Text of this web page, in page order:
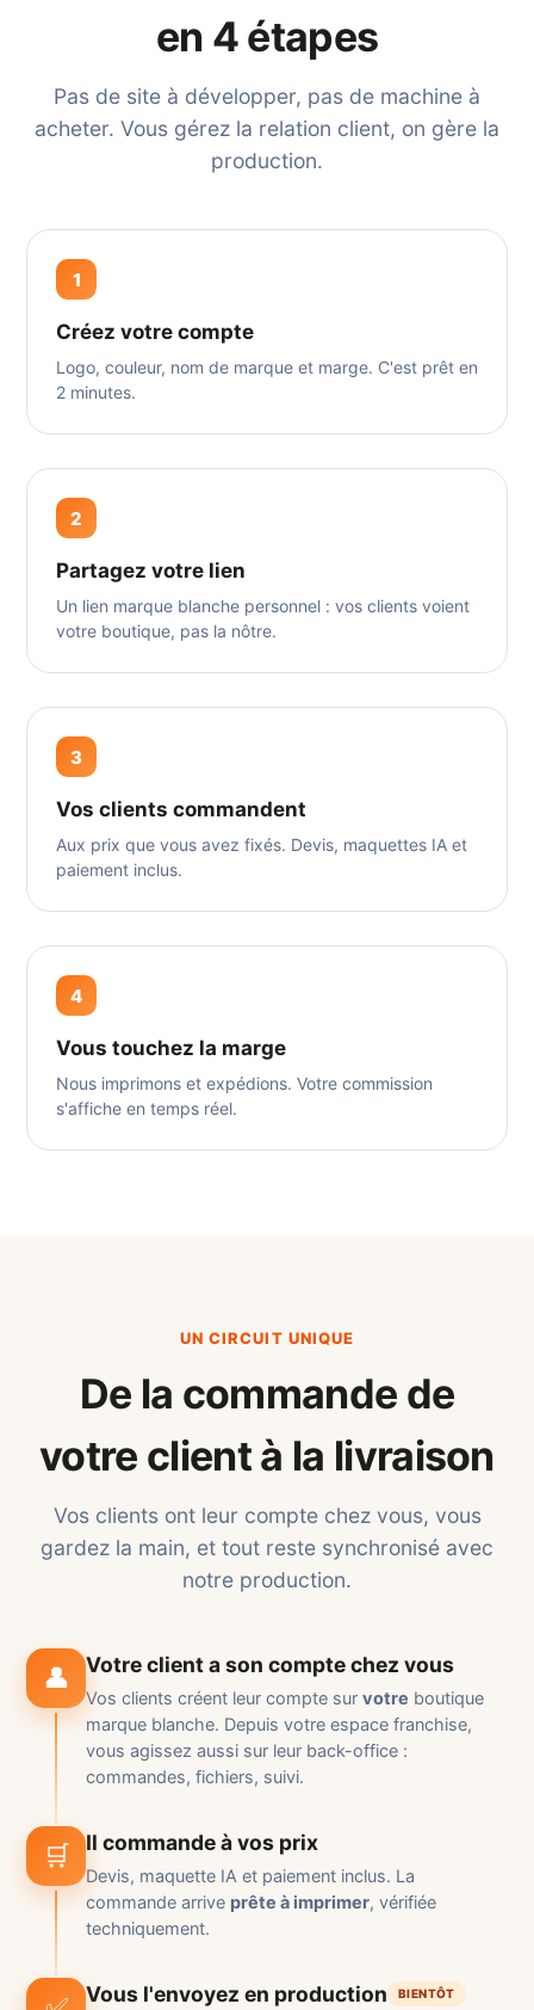
en 4 étapes
Pas de site à développer, pas de machine à
acheter. Vous gérez la relation client, on gère la
production.
1
Créez votre compte
Logo, couleur, nom de marque et marge. C'est prêt en
2 minutes.
2
Partagez votre lien
Un lien marque blanche personnel : vos clients voient
votre boutique, pas la nôtre.
3
Vos clients commandent
Aux prix que vous avez fixés. Devis, maquettes IA et
paiement inclus.
4
Vous touchez la marge
Nous imprimons et expédions. Votre commission
s'affiche en temps réel.
UN CIRCUIT UNIQUE
De la commande de
votre client à la livraison
Vos clients ont leur compte chez vous, vous
gardez la main, et tout reste synchronisé avec
notre production.
👤 Votre client a son compte chez vous
Vos clients créent leur compte sur votre boutique
marque blanche. Depuis votre espace franchise,
vous agissez aussi sur leur back-office :
commandes, fichiers, suivi.
🛒 Il commande à vos prix
Devis, maquette IA et paiement inclus. La
commande arrive prête à imprimer, vérifiée
techniquement.
Vous l'envoyez en production BIENTÔT